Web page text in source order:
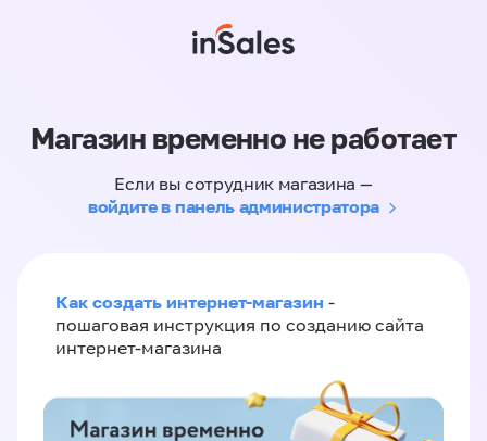
Магазин временно не работает
Если вы сотрудник магазина —
войдите в панель администратора
Как создать интернет-магазин -
пошаговая инструкция по созданию сайта
интернет-магазина